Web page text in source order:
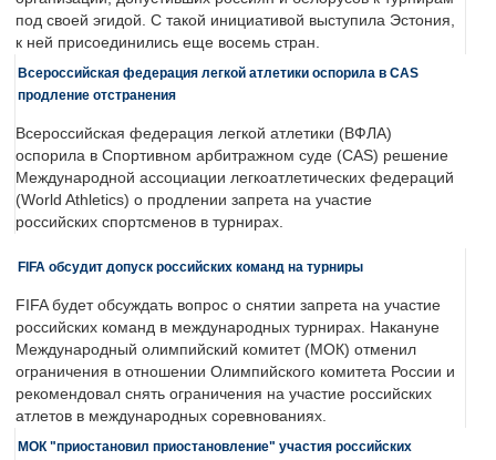
под своей эгидой. С такой инициативой выступила Эстония,
к ней присоединились еще восемь стран.
Всероссийская федерация легкой атлетики оспорила в CAS
продление отстранения
Всероссийская федерация легкой атлетики (ВФЛА)
оспорила в Спортивном арбитражном суде (CAS) решение
Международной ассоциации легкоатлетических федераций
(World Athletics) о продлении запрета на участие
российских спортсменов в турнирах.
FIFA обсудит допуск российских команд на турниры
FIFA будет обсуждать вопрос о снятии запрета на участие
российских команд в международных турнирах. Накануне
Международный олимпийский комитет (МОК) отменил
ограничения в отношении Олимпийского комитета России и
рекомендовал снять ограничения на участие российских
атлетов в международных соревнованиях.
МОК "приостановил приостановление" участия российских